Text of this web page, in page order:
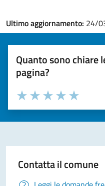
Ultimo aggiornamento: 24/
Quanto sono chiare
pagina?
Valuta la chiarezza delle
Seleziona il numero di
Valuta 5
Valuta 4
Valuta 3 stelle su
Valuta 2 stelle su 5
Valuta 1 stelle su 5
Contatta il comune